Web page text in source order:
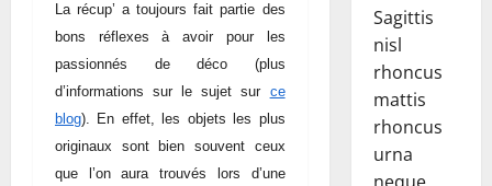
La récup’ a toujours fait partie des
bons réflexes à avoir pour les
passionnés de déco (plus
d’informations sur le sujet sur ce
blog). En effet, les objets les plus
originaux sont bien souvent ceux
que l’on aura trouvés lors d’une
Sagittis
nisl
rhoncus
mattis
rhoncus
urna